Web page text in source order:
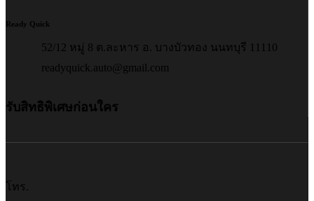
Ready Quick
52/12 หมู่ 8 ต.ละหาร อ. บางบัวทอง นนทบุรี 11110
readyquick.auto@gmail.com
รับสิทธิพิเศษก่อนใคร
โทร.